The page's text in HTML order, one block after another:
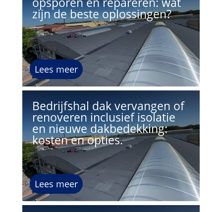
zijn de beste oplossingen?
Lees meer
Bedrijfshal dak vervangen of
renoveren inclusief isolatie
en nieuwe dakbedekking:
kosten en opties.
Lees meer